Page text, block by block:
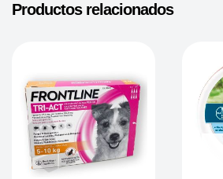
Productos relacionados